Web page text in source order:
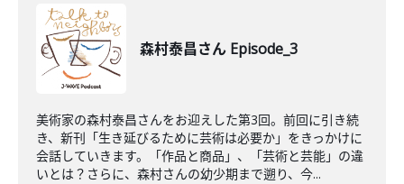
森村泰昌さん Episode_3
美術家の森村泰昌さんをお迎えした第3回。前回に引き続
き、新刊「生き延びるために芸術は必要か」をきっかけに
会話していきます。「作品と商品」、「芸術と芸能」の違
いとは？さらに、森村さんの幼少期まで遡り、今...